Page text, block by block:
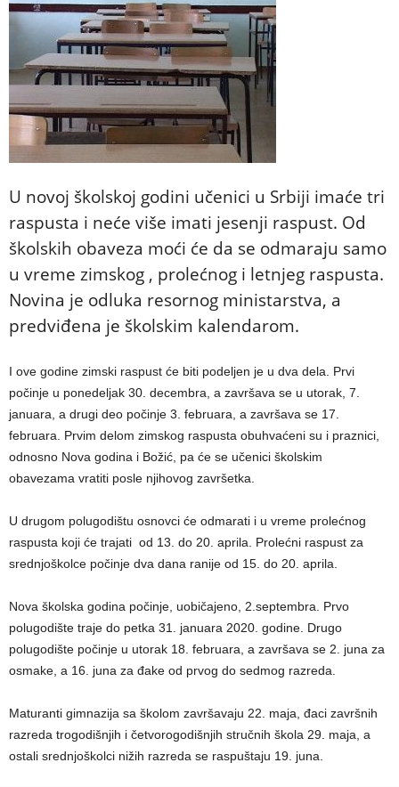
U novoj školskoj godini učenici u Srbiji imaće tri
raspusta i neće više imati jesenji raspust. Od
školskih obaveza moći će da se odmaraju samo
u vreme zimskog , prolećnog i letnjeg raspusta.
Novina je odluka resornog ministarstva, a
predviđena je školskim kalendarom.
I ove godine zimski raspust će biti podeljen je u dva dela. Prvi
počinje u ponedeljak 30. decembra, a završava se u utorak, 7.
januara, a drugi deo počinje 3. februara, a završava se 17.
februara. Prvim delom zimskog raspusta obuhvaćeni su i praznici,
odnosno Nova godina i Božić, pa će se učenici školskim
obavezama vratiti posle njihovog završetka.
U drugom polugodištu osnovci će odmarati i u vreme prolećnog
raspusta koji će trajati od 13. do 20. aprila. Prolećni raspust za
srednjoškolce počinje dva dana ranije od 15. do 20. aprila.
Nova školska godina počinje, uobičajeno, 2.septembra. Prvo
polugodište traje do petka 31. januara 2020. godine. Drugo
polugodište počinje u utorak 18. februara, a završava se 2. juna za
osmake, a 16. juna za đake od prvog do sedmog razreda.
Maturanti gimnazija sa školom završavaju 22. maja, đaci završnih
razreda trogodišnjih i četvorogodišnjih stručnih škola 29. maja, a
ostali srednjoškolci nižih razreda se raspuštaju 19. juna.